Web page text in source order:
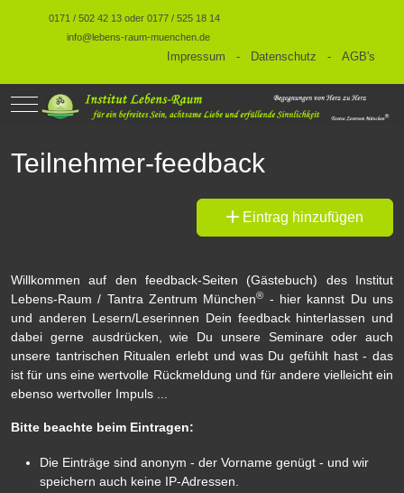
0171 / 502 42 13 oder 0177 / 525 18 14
info@lebens-raum-muenchen.de
Impressum - Datenschutz - AGB's
Mobile Menu Toggle
Teilnehmer-feedback
Eintrag hinzufügen
Willkommen auf den feedback-Seiten (Gästebuch) des Institut
Lebens-Raum / Tantra Zentrum München® - hier kannst Du uns
und anderen Lesern/Leserinnen Dein feedback hinterlassen und
dabei gerne ausdrücken, wie Du unsere Seminare oder auch
unsere tantrischen Ritualen erlebt und was Du gefühlt hast - das
ist für uns eine wertvolle Rückmeldung und für andere vielleicht ein
ebenso wertvoller Impuls ...
Bitte beachte beim Eintragen:
Die Einträge sind anonym - der Vorname genügt - und wir
speichern auch keine IP-Adressen.